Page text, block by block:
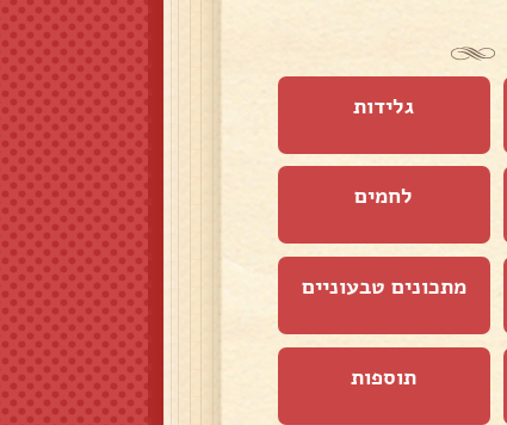
גלידות
לחמים
מתכונים טבעוניים
תוספות